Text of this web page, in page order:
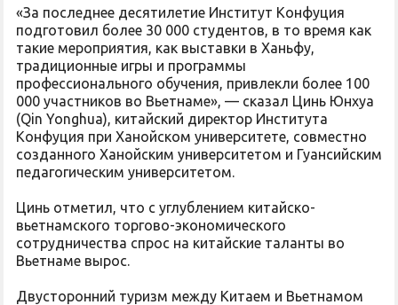
«За последнее десятилетие Институт Конфуция
подготовил более 30 000 студентов, в то время как
такие мероприятия, как выставки в Ханьфу,
традиционные игры и программы
профессионального обучения, привлекли более 100
000 участников во Вьетнаме», — сказал Цинь Юнхуа
(Qin Yonghua), китайский директор Института
Конфуция при Ханойском университете, совместно
созданного Ханойским университетом и Гуансийским
педагогическим университетом.
Цинь отметил, что с углублением китайско-
вьетнамского торгово-экономического
сотрудничества спрос на китайские таланты во
Вьетнаме вырос.
Двусторонний туризм между Китаем и Вьетнамом